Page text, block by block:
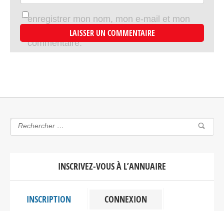
enregistrer mon nom, mon e-mail et mon
site dans le navigateur pour mon prochain
commentaire.
INSCRIVEZ-VOUS À L’ANNUAIRE
INSCRIPTION CONNEXION